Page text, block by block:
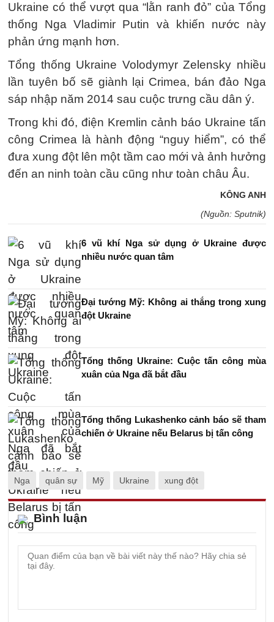
Ukraine có thể vượt qua “lằn ranh đỏ” của Tổng
thống Nga Vladimir Putin và khiến nước này
phản ứng mạnh hơn.
Tổng thống Ukraine Volodymyr Zelensky nhiều
lần tuyên bố sẽ giành lại Crimea, bán đảo Nga
sáp nhập năm 2014 sau cuộc trưng cầu dân ý.
Trong khi đó, điện Kremlin cảnh báo Ukraine tấn
công Crimea là hành động “nguy hiểm”, có thể
đưa xung đột lên một tầm cao mới và ảnh hưởng
đến an ninh toàn cầu cũng như toàn châu Âu.
KÔNG ANH
(Nguồn: Sputnik)
6 vũ khí Nga sử dụng ở Ukraine được
nhiều nước quan tâm
Đại tướng Mỹ: Không ai thắng trong xung
đột Ukraine
Tổng thống Ukraine: Cuộc tấn công mùa
xuân của Nga đã bắt đầu
Tổng thống Lukashenko cảnh báo sẽ tham
chiến ở Ukraine nếu Belarus bị tấn công
Nga quân sự Mỹ Ukraine xung đột
Bình luận